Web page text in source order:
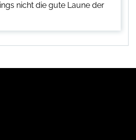
nicht die gute Laune der